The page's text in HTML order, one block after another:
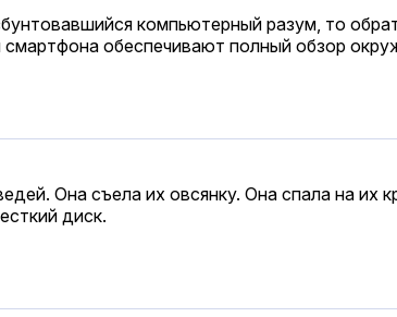
компьютерный разум, то
обеспечивают полный обзор
Она съела их овсянку. Она спала на их
диск.